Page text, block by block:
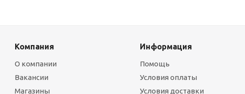
Компания
О компании
Вакансии
Магазины
Информация
Помощь
Условия оплаты
Условия доставки